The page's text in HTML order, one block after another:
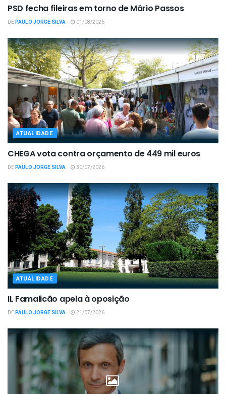
PSD fecha fileiras em torno de Mário Passos
DEPAULO JORGE SILVA 01/08/2026
ATUALIDADE
CHEGA vota contra orçamento de 449 mil euros
DEPAULO JORGE SILVA 30/07/2026
ATUALIDADE
IL Famalicão apela à oposição
DEPAULO JORGE SILVA 21/07/2026